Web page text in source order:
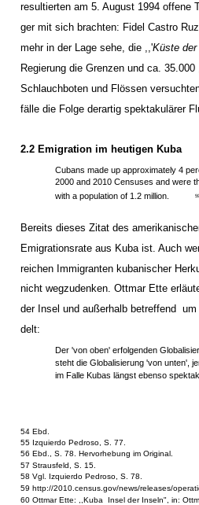
resultierten am 5. August 1994 offene
ger mit sich brachten: Fidel Castro
mehr in der Lage sehe, die ,,'Küste
Regierung die Grenzen und ca.
Schlauchboten und Flössen
fälle die Folge derartig spektakulärer
2.2 Emigration im heutigen Kuba
Cubans made up approximately 4
2000 and 2010 Censuses and were
with a population of 1.2 million.
59
Bereits dieses Zitat des
Emigrationsrate aus Kuba ist. Auch
reichen Immigranten kubanischer
nicht wegzudenken. Ottmar Ette
der Insel und außerhalb betreffend
delt:
Der 'von oben' erfolgenden
steht die Globalisierung 'von unten',
im Falle Kubas längst ebenso
54 Ebd.
55 Izquierdo Pedroso, S. 77.
56 Ebd., S. 78. Hervorhebung im Original.
57 Strausfeld, S. 15.
58 Vgl. Izquierdo Pedroso, S. 78.
59 http://2010.census.gov/news/releases/
60 Ottmar Ette: ,,Kuba ­ Insel der Inseln", in: